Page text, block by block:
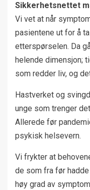
Sikkerhetsnettet
Vi vet at når
pasientene ut for å
etterspørselen. Da
helende dimensjon;
som redder liv, og
Hastverket og
unge som trenger
Allerede før
psykisk helsevern.
Vi frykter at
de som fra før
høy grad av